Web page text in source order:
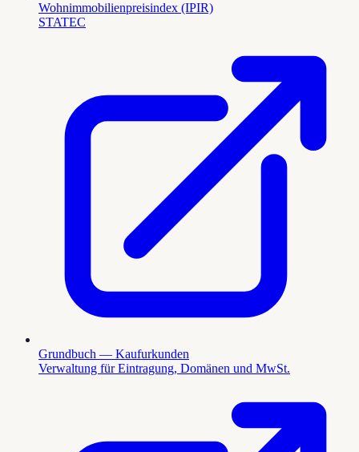
Wohnimmobilienpreisindex (IPIR)
STATEC
Grundbuch — Kaufurkunden
Verwaltung für Eintragung, Domänen und MwSt.